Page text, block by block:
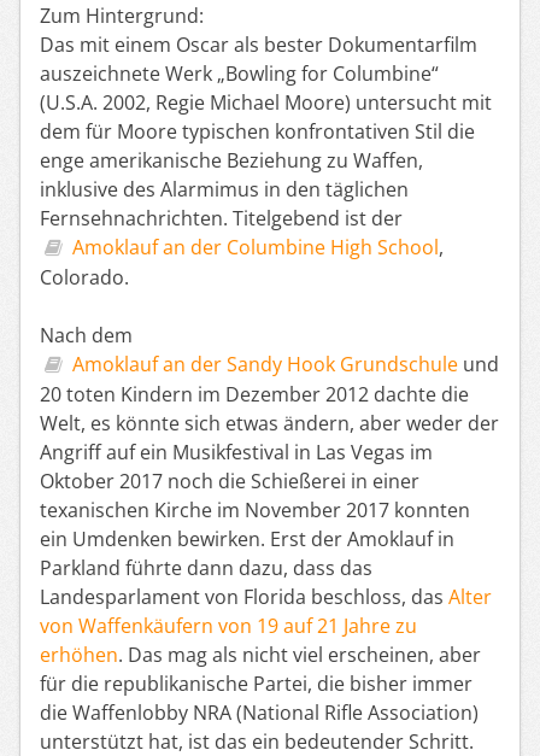
Zum Hintergrund:
Das mit einem Oscar als bester Dokumentarfilm
auszeichnete Werk „Bowling for Columbine“
(U.S.A. 2002, Regie Michael Moore) untersucht mit
dem für Moore typischen konfrontativen Stil die
enge amerikanische Beziehung zu Waffen,
inklusive des Alarmimus in den täglichen
Fernsehnachrichten. Titelgebend ist der
Amoklauf an der Columbine High School,
Colorado.
Nach dem
Amoklauf an der Sandy Hook Grundschule und
20 toten Kindern im Dezember 2012 dachte die
Welt, es könnte sich etwas ändern, aber weder der
Angriff auf ein Musikfestival in Las Vegas im
Oktober 2017 noch die Schießerei in einer
texanischen Kirche im November 2017 konnten
ein Umdenken bewirken. Erst der Amoklauf in
Parkland führte dann dazu, dass das
Landesparlament von Florida beschloss, das Alter
von Waffenkäufern von 19 auf 21 Jahre zu
erhöhen. Das mag als nicht viel erscheinen, aber
für die republikanische Partei, die bisher immer
die Waffenlobby NRA (National Rifle Association)
unterstützt hat, ist das ein bedeutender Schritt.